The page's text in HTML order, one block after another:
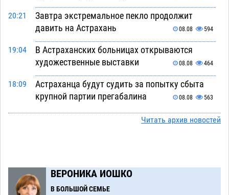
20:21
Завтра экстремальное пекло продолжит
давить на Астрахань
08.08 594
19:04
В Астраханских больницах открываются
художественные выставки
08.08 464
18:09
Астраханца будут судить за попытку сбыта
крупной партии прегабалина
08.08 563
Игорь Мартынов вручил награды тренерам и
юбилей
Читать архив новостей
ВЕРОНИКА ИОШКО
В БОЛЬШОЙ СЕМЬЕ